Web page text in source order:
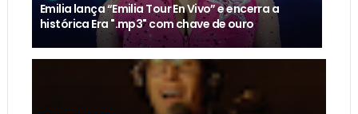
Emilia lança “Emilia Tour En Vivo” e encerra a
histórica Era ".mp3" com chave de ouro